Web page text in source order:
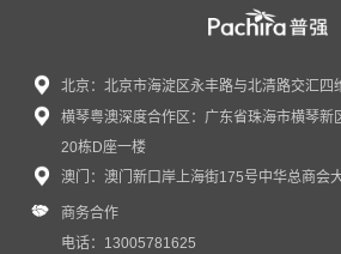
感谢信｜普强蒲瑶女士受邀出席
近日，普强收到来自中国国际商会的感谢信，对普
北京：北京市海淀区永丰路与北清路交汇四
横琴粤澳深度合作区：广东省珠海市横琴
20栋D座一楼
澳门：澳门新口岸上海街175号中华总商会
商务合作
电话：13005781625